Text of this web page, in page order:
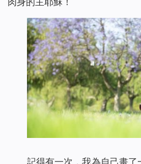
記得有一次，我為自己畫